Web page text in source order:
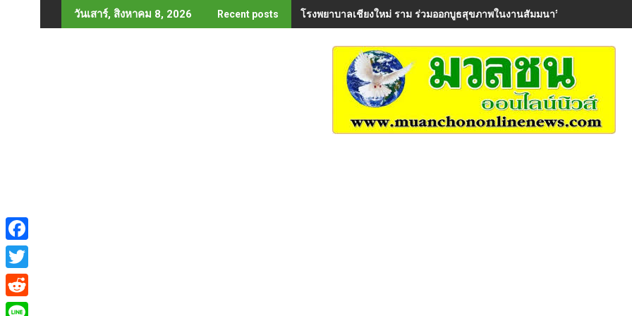
to
วันเสาร์, สิงหาคม 8, 2026 Recent posts โรงพยาบาลเชียงใหม่ ราม ร่วมออกบูธสุขภาพในงานสัมมนาวิชาการ AIA
F
a
c
T
w
R